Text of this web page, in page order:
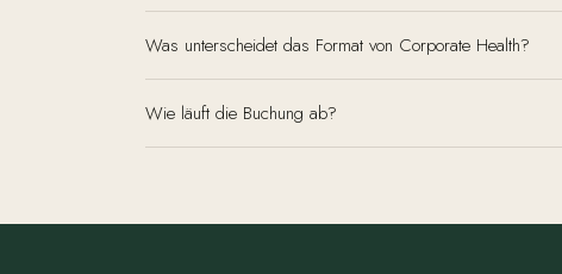
Was unterscheidet das Format von Corporate Health?
Wie läuft die Buchung ab?